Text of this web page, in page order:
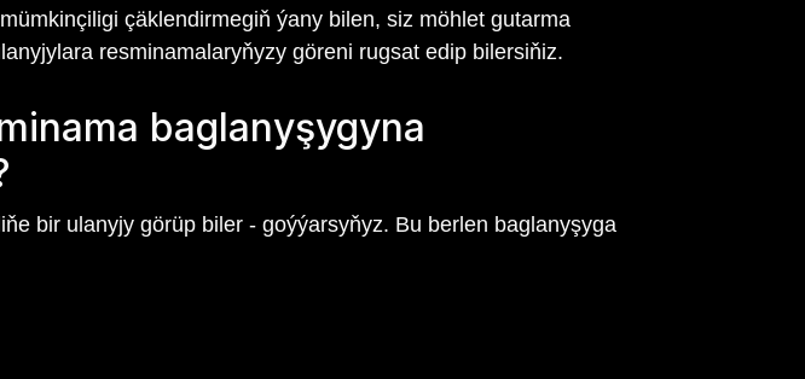
çäklendirmegiň ýany bilen, siz möhlet gutarma
resminamalaryňyzy göreni rugsat edip bilersiňiz.
baglanyşygyna
bir ulanyjy görüp biler - goýýarsyňyz. Bu berlen baglanyşyga